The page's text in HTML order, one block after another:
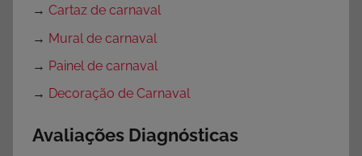
→ Cartaz de carnaval
→ Mural de carnaval
→ Painel de carnaval
→ Decoração de Carnaval
Avaliações Diagnósticas